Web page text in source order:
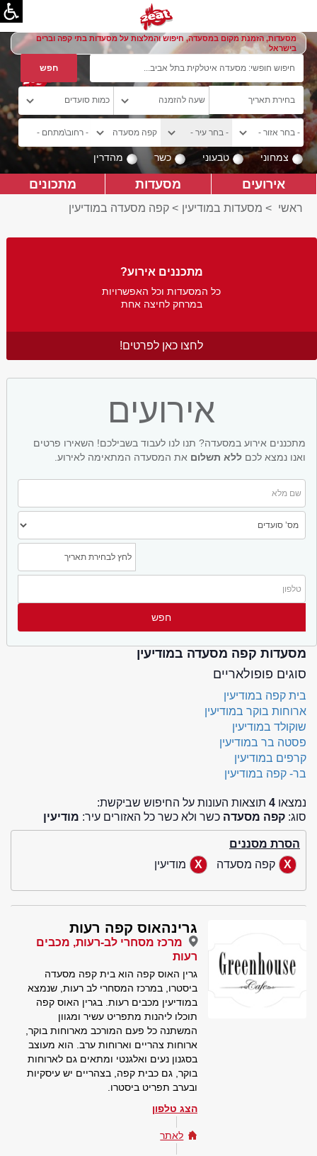
מסעדות, הזמנת מקום במסעדה, חיפוש והמלצות על מסעדות בתי קפה וברים
בישראל
צמחוני טבעוני כשר מהדרין
אירועים מסעדות מתכונים
ראשי > מסעדות במודיעין > קפה מסעדה במודיעין
מתכננים אירוע?
כל המסעדות וכל האפשרויות
במרחק לחיצה אחת
לחצו כאן לפרטים!
אירועים
מתכננים אירוע במסעדה? תנו לנו לעבוד בשבילכם! השאירו פרטים
ואנו נמצא לכם ללא תשלום את המסעדה המתאימה לאירוע.
מסעדות קפה מסעדה במודיעין
סוגים פופולאריים
בית קפה במודיעין
ארוחות בוקר במודיעין
שוקולד במודיעין
פסטה בר במודיעין
קרפים במודיעין
בר- קפה במודיעין
נמצאו 4 תוצאות העונות על החיפוש שביקשת:
סוג: קפה מסעדה כשר ולא כשר כל האזורים עיר: מודיעין
הסרת מסננים
קפה מסעדה
מודיעין
גרינהאוס קפה רעות
מרכז מסחרי לב-רעות, מכבים
רעות
גרין האוס קפה הוא בית קפה מסעדה
ביסטרו, במרכז המסחרי לב רעות, שנמצא
במודיעין מכבים רעות. בגרין האוס קפה
תוכלו ליהנות מתפריט עשיר ומגוון
המשתנה כל פעם המורכב מארוחות בוקר,
ארוחות צהריים וארוחות ערב. הוא מעוצב
בסגנון נעים ואלגנטי ומתאים גם לארוחות
בוקר, גם כבית קפה, בצהריים יש עיסקיות
ובערב תפריט ביסטרו.
הצג טלפון
לאתר